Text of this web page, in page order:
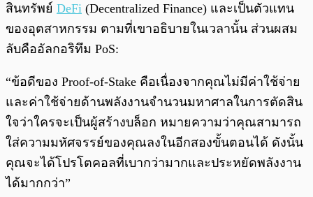
สินทรัพย์ DeFi (Decentralized Finance) และเป็นตัวแทน
ของอุตสาหกรรม ตามที่เขาอธิบายในเวลานั้น ส่วนผสม
ลับคืออัลกอริทึม PoS:
“ข้อดีของ Proof-of-Stake คือเนื่องจากคุณไม่มีค่าใช้จ่าย
และค่าใช้จ่ายด้านพลังงานจำนวนมหาศาลในการตัดสิน
ใจว่าใครจะเป็นผู้สร้างบล็อก หมายความว่าคุณสามารถ
ใส่ความมหัศจรรย์ของคุณลงในอีกสองขั้นตอนได้ ดังนั้น
คุณจะได้โปรโตคอลที่เบากว่ามากและประหยัดพลังงาน
ได้มากกว่า”